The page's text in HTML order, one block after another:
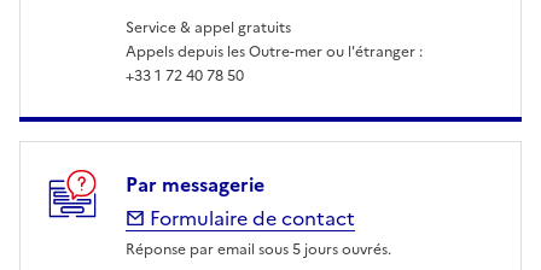
Service & appel gratuits
Appels depuis les Outre-mer ou l'étranger :
+33 1 72 40 78 50
Par messagerie
Formulaire de contact
Réponse par email sous 5 jours ouvrés.